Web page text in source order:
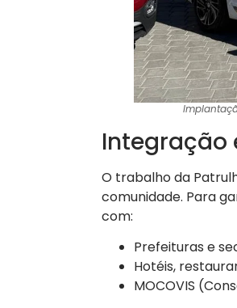
Integração
O trabalho da
comunidade. Para
com:
Prefeituras e
Hotéis,
MOCOVIS